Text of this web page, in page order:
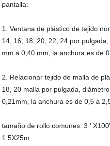
pantalla:
1. Ventana de plástico de tejido
14, 16, 18, 20, 22, 24 por
mm a 0,40 mm, la anchura es de
2. Relacionar tejido de malla de
18, 20 malla por pulgada,
0,21mm, la anchura es de 0,5 a
tamaño de rollo comunes: 3 '
1,5X25m